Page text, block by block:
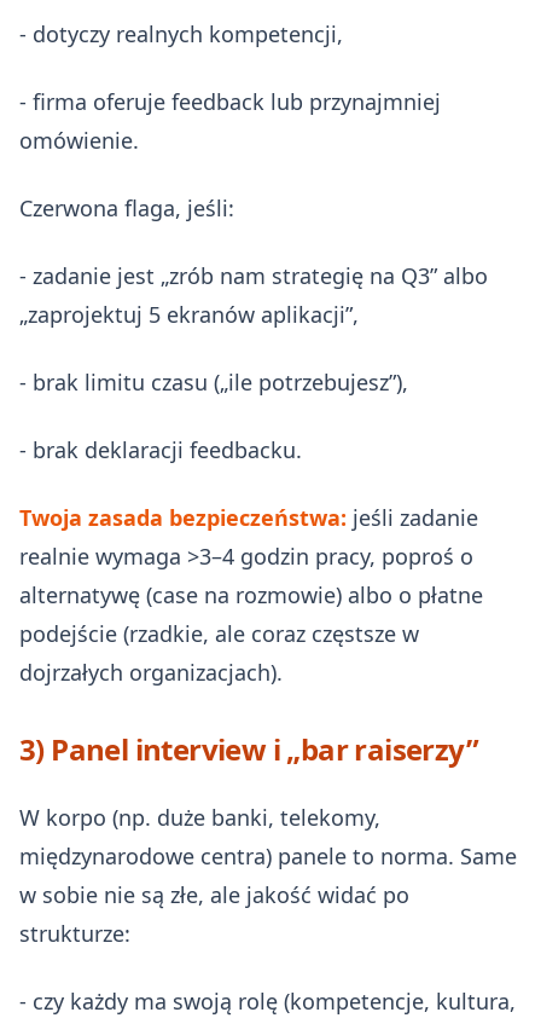
- dotyczy realnych kompetencji,
- firma oferuje feedback lub przynajmniej
omówienie.
Czerwona flaga, jeśli:
- zadanie jest „zrób nam strategię na Q3” albo
„zaprojektuj 5 ekranów aplikacji”,
- brak limitu czasu („ile potrzebujesz”),
- brak deklaracji feedbacku.
Twoja zasada bezpieczeństwa: jeśli zadanie
realnie wymaga >3–4 godzin pracy, poproś o
alternatywę (case na rozmowie) albo o płatne
podejście (rzadkie, ale coraz częstsze w
dojrzałych organizacjach).
3) Panel interview i „bar raiserzy”
W korpo (np. duże banki, telekomy,
międzynarodowe centra) panele to norma. Same
w sobie nie są złe, ale jakość widać po
strukturze:
- czy każdy ma swoją rolę (kompetencje, kultura,